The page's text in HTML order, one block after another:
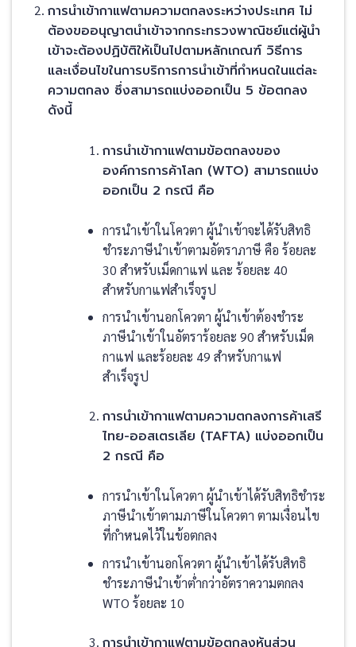
การนำเข้ากาแฟตามความตกลงระหว่างประเทศ ไม่
ต้องขออนุญาตนำเข้าจากกระทรวงพาณิชย์แต่ผู้นำ
เข้าจะต้องปฏิบัติให้เป็นไปตามหลักเกณฑ์ วิธีการ
และเงื่อนไขในการบริการการนำเข้าที่กำหนดในแต่ละ
ความตกลง ซึ่งสามารถแบ่งออกเป็น 5 ข้อตกลง
ดังนี้
การนำเข้ากาแฟตามข้อตกลงของ
องค์การการค้าโลก (WTO) สามารถแบ่ง
ออกเป็น 2 กรณี คือ
การนำเข้าในโควตา ผู้นำเข้าจะได้รับสิทธิ
ชำระภาษีนำเข้าตามอัตราภาษี คือ ร้อยละ
30 สำหรับเม็ดกาแฟ และ ร้อยละ 40
สำหรับกาแฟสำเร็จรูป
การนำเข้านอกโควตา ผู้นำเข้าต้องชำระ
ภาษีนำเข้าในอัตราร้อยละ 90 สำหรับเม็ด
กาแฟ และร้อยละ 49 สำหรับกาแฟ
สำเร็จรูป
การนำเข้ากาแฟตามความตกลงการค้าเสรี
ไทย-ออสเตรเลีย (TAFTA) แบ่งออกเป็น
2 กรณี คือ
การนำเข้าในโควตา ผู้นำเข้าได้รับสิทธิชำระ
ภาษีนำเข้าตามภาษีในโควตา ตามเงื่อนไข
ที่กำหนดไว้ในข้อตกลง
การนำเข้านอกโควตา ผู้นำเข้าได้รับสิทธิ
ชำระภาษีนำเข้าต่ำกว่าอัตราความตกลง
WTO ร้อยละ 10
การนำเข้ากาแฟตามข้อตกลงหุ้นส่วน